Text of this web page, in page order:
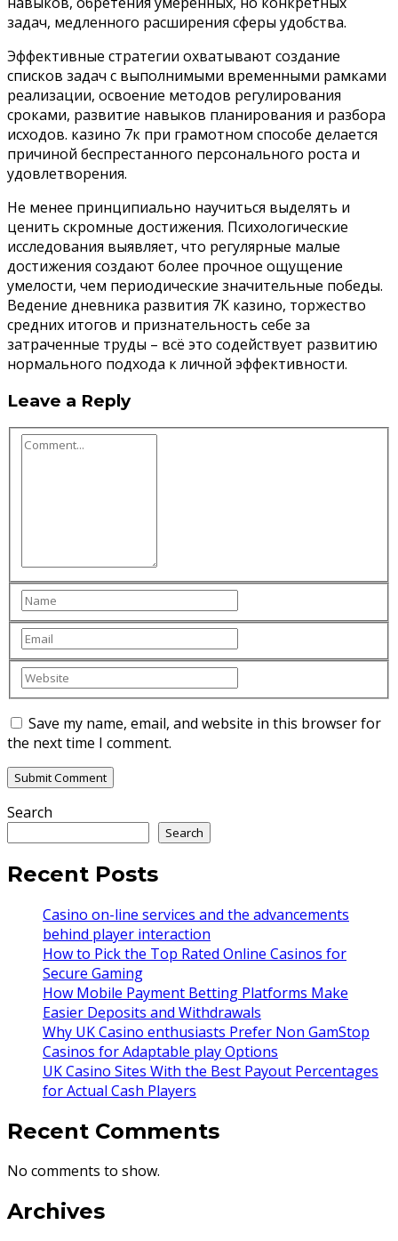
задач, медленного расширения сферы удобства.
Эффективные стратегии охватывают создание
списков задач с выполнимыми временными рамками
реализации, освоение методов регулирования
сроками, развитие навыков планирования и разбора
исходов. казино 7к при грамотном способе делается
причиной беспрестанного персонального роста и
удовлетворения.
Не менее принципиально научиться выделять и
ценить скромные достижения. Психологические
исследования выявляет, что регулярные малые
достижения создают более прочное ощущение
умелости, чем периодические значительные победы.
Ведение дневника развития 7К казино, торжество
средних итогов и признательность себе за
затраченные труды – всё это содействует развитию
нормального подхода к личной эффективности.
Leave a Reply
Save my name, email, and website in this browser for
the next time I comment.
Search
Search
Recent Posts
Casino on-line services and the advancements
behind player interaction
How to Pick the Top Rated Online Casinos for
Secure Gaming
How Mobile Payment Betting Platforms Make
Easier Deposits and Withdrawals
Why UK Casino enthusiasts Prefer Non GamStop
Casinos for Adaptable play Options
UK Casino Sites With the Best Payout Percentages
for Actual Cash Players
Recent Comments
No comments to show.
Archives